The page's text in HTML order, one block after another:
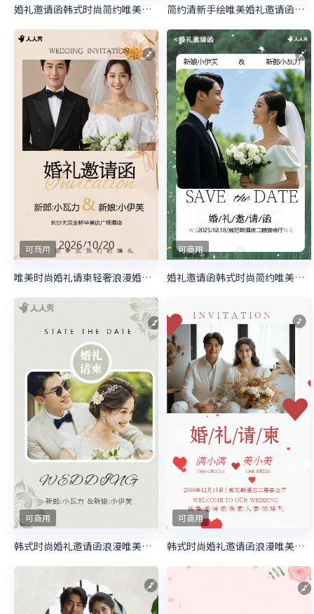
婚礼邀请函韩式时尚简约唯美婚礼请柬 简约清新手绘唯美婚礼邀请函请柬喜帖
可商用
唯美时尚婚礼请柬轻奢浪漫婚礼邀请函
可商用
婚礼邀请函韩式时尚简约唯美婚礼请柬
可商用
韩式时尚婚礼邀请函浪漫唯美婚礼请柬
可商用
韩式时尚婚礼邀请函浪漫唯美婚礼请柬